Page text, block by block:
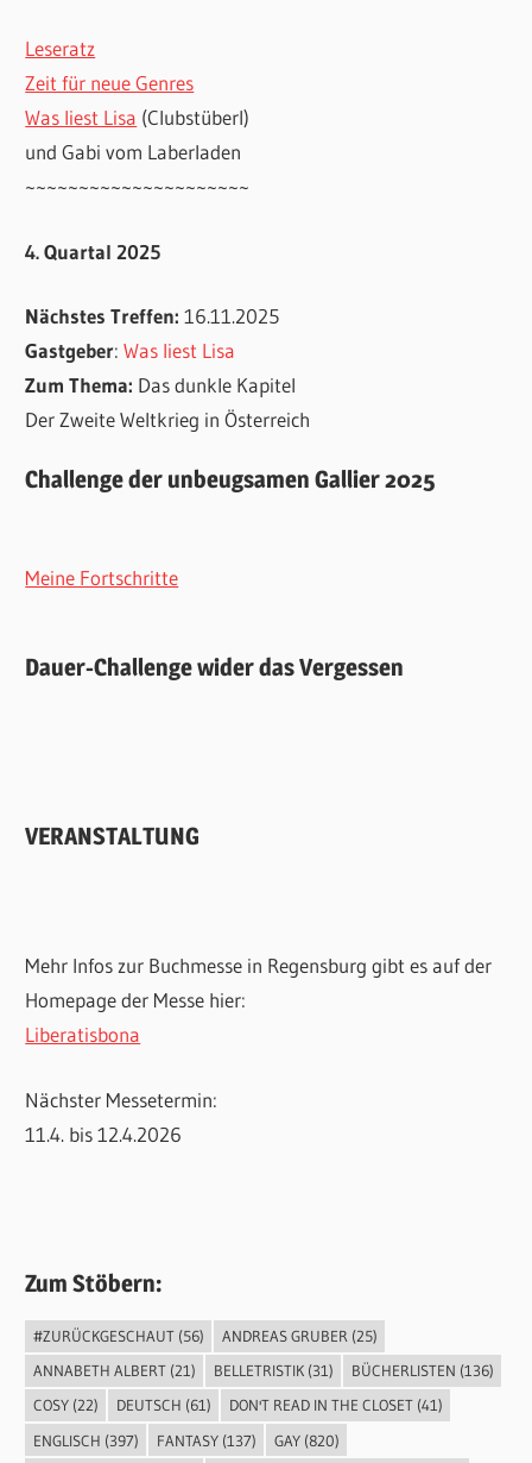
Leseratz
Zeit für neue Genres
Was liest Lisa (Clubstüberl)
und Gabi vom Laberladen
~~~~~~~~~~~~~~~~~~~~~
4. Quartal 2025
Nächstes Treffen:16.11.2025
Gastgeber:Was liest Lisa
Zum Thema: Das dunkle Kapitel
Der Zweite Weltkrieg in Österreich
Challenge der unbeugsamen Gallier 2025
Meine Fortschritte
Dauer-Challenge wider das Vergessen
VERANSTALTUNG
Mehr Infos zur Buchmesse in Regensburg gibt es auf der
Homepage der Messe hier:
Liberatisbona
Nächster Messetermin:
11.4. bis 12.4.2026
Zum Stöbern:
#ZURÜCKGESCHAUT(56) ANDREAS GRUBER (25)
ANNABETH ALBERT(21) BELLETRISTIK(31) BÜCHERLISTEN (136)
COSY(22) DEUTSCH (61) DON'T READ IN THE CLOSET(41)
ENGLISCH (397) FANTASY(137) GAY(820)